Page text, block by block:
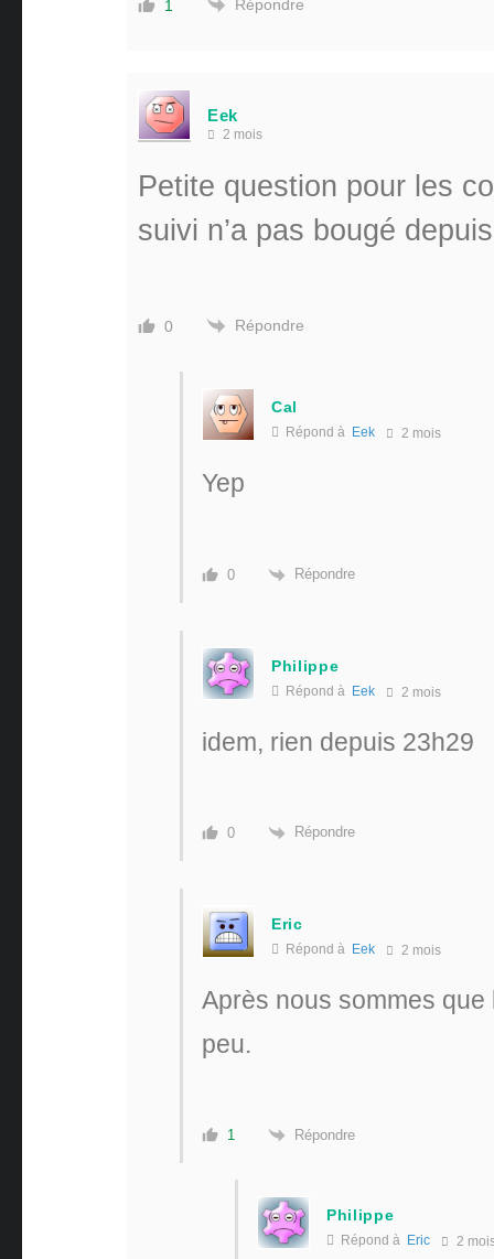
1 Répondre
Eek
2 mois
Petite question pour les
suivi n’a pas bougé
0 Répondre
Cal
Répond à Eek 2 mois
Yep
0 Répondre
Philippe
Répond à Eek 2 mois
idem, rien depuis 23h29
0 Répondre
Eric
Répond à Eek 2 mois
Après nous sommes que
peu.
1 Répondre
Philippe
Répond à Eric 2